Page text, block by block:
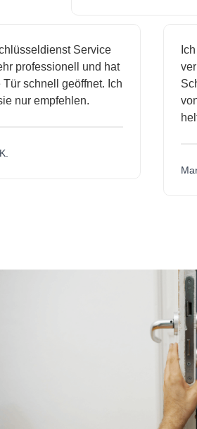
Service
professionell und hat
schnell geöffnet. Ich
nur empfehlen.
Ich